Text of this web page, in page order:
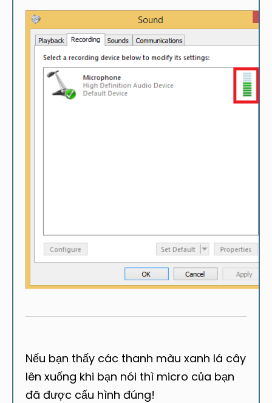
Nếu bạn thấy các thanh màu xanh lá cây
lên xuống khi bạn nói thì micro của bạn
đã được cấu hình đúng!